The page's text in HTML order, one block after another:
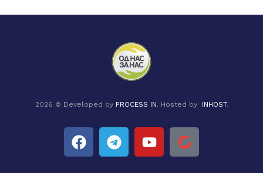
2026 © Developed by PROCESS IN. Hosted by INHOST.